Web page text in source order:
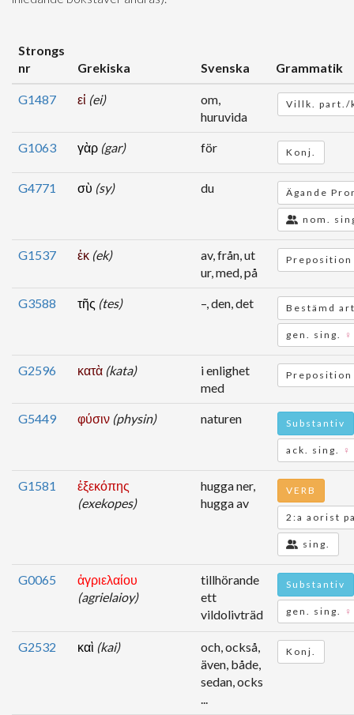
Strongs
nr
Grekiska Svenska Grammatik
G1487 εἰ (ei)
om,
huruvida
Villk. part./
G1063 γὰρ (gar) för Konj.
G4771 σὺ (sy) du Ägande
nom.
G1537 ἐκ (ek)
av, från, ut
ur, med, på
Preposition
G3588 τῆς (tes) –, den, det Bestämd
gen. sing. ♀
G2596 κατὰ (kata)
i enlighet
med
Preposition
G5449 φύσιν (physin) naturen Substantiv
ack. sing. ♀
G1581
ἐξεκόπης
(exekopes)
hugga ner,
hugga av
VERB
2:a aorist
sing.
G0065
ἀγριελαίου
(agrielaioy)
tillhörande
ett
vildolivträd
Substantiv
gen. sing. ♀
G2532 καὶ (kai)
och, också,
även, både,
sedan, ocks
...
Konj.